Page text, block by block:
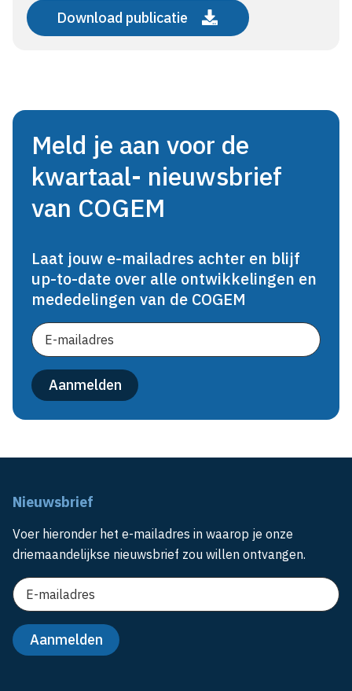
Download publicatie
Meld je aan voor de
kwartaal- nieuwsbrief
van COGEM
Laat jouw e-mailadres achter en blijf
up-to-date over alle ontwikkelingen en
mededelingen van de COGEM
Nieuwsbrief
Voer hieronder het e-mailadres in waarop je onze
driemaandelijkse nieuwsbrief zou willen ontvangen.